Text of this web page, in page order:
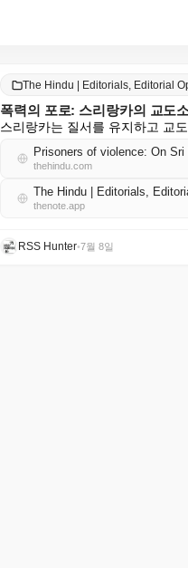
The Hindu | Editorials, Editorial
폭력의 포로: 스리랑카의 교도
스리랑카는 질서를 유지하고 교
Prisoners of violence: On Sri
thehindu.com
The Hindu | Editorials,
thenote.app
RSS Hunter•7월 8일